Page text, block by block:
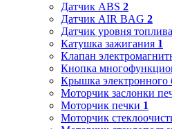
Датчик ABS 2
Датчик AIR BAG 2
Датчик уровня топлива
Катушка зажигания 1
Клапан
Кнопка
Крышка электронного
Моторчик заслонки
Моторчик печки 1
Моторчик